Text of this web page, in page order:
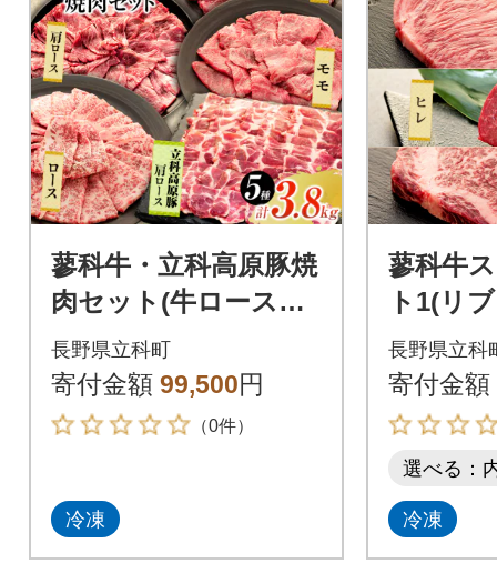
蓼科牛・立科高原豚焼
肉セット(牛ロース・
牛モモ・牛バラ・牛肩
ロース・豚肩ロース)
長野県立科町
寄付金額 99,500円
（0件）
冷凍
蓼科牛
ト1(リ
1、サー
1、ヒレ
長野県立科
寄付金額
選べる：
冷凍